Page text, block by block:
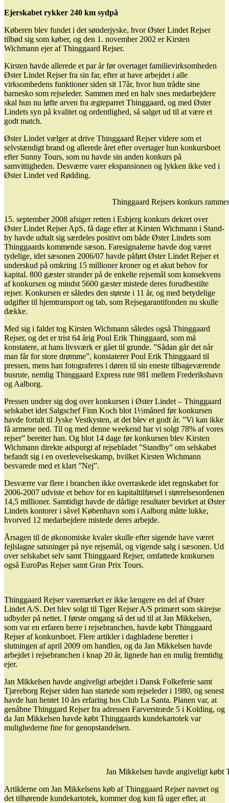
Ejerskabet rykker 240 km sydpå
Køberen blev fundet i det sønderjyske, hvor Øster Lindet Rejser
tilbød sig som køber, og den 1. november 2002 er Kirsten
Wichmann ejer af Thinggaard Rejser.
Kirsten havde allerede et par år før overtaget familievirksomheden
Øster Lindet Rejser fra sin far, efter at have arbejdet i alle
virksomhedens funktioner siden sit 17år, hvor hun trådte sine
barnesko som rejseleder. Sammen med en halv snes medarbejdere
skal hun nu løfte arven fra ægteparret Thinggaard, og med Øster
Lindets syn på kvalitet og ordentlighed, så salget ud til at være et
godt match.
Øster Lindet vælger at drive Thinggaard Rejser videre som et
selvstændigt brand og allerede året efter overtager hun konkursboet
efter Sunny Tours, som nu havde sin anden konkurs på
samvittigheden. Desværre varer ekspansionen og lykken ikke ved i
Øster Lindet ved Rødding.
Thinggaard Rejsers konkurs
15. september 2008 afsiger retten i Esbjerg konkurs dekret over
Øster Lindet Rejser ApS, få dage efter at Kirsten Wichmann i Stand-
by havde udtalt sig særdeles positivt om både Øster Lindets som
Thinggaards kommende sæson. Faresignalerne havde dog været
tydelige, idet sæsonen 2006/07 havde påført Øster Lindet Rejser et
underskud på omkring 15 millioner kroner og et akut behov for
kapital. 800 gæster strander på de enkelte rejsemål som konsekvens
af konkursen og mindst 5600 gæster mistede deres forudbestilte
rejser. Konkursen er således den største i 11 år, og med betydelige
udgifter til hjemtransport og tab, som Rejsegarantifonden nu skulle
dække.
Med sig i faldet tog Kirsten Wichmann således også Thinggaard
Rejser, og det er trist 64 årig Poul Erik Thinggaard, som må
konstatere, at hans livsværk er gået til grunde. ”Sådan går det når
man får for store drømme”, konstaterer Poul Erik Thinggaard til
pressen, mens han fotograferes i døren til sin eneste tilbageværende
busrute, nemlig Thinggaard Express rute 981 mellem Frederikshavn
og Aalborg.
Pressen undrer sig dog over konkursen i Øster Lindet – Thinggaard
selskabet idet Salgschef Finn Koch blot 1½måned før konkursen
havde fortalt til Jyske Vestkysten, at det blev et godt år. ”Vi kan ikke
få armene ned. Til og med denne weekend har vi solgt 78% af vores
rejser” beretter han. Og blot 14 dage før konkursen blev Kirsten
Wichmann direkte adspurgt af rejsebladet ”Standby” om selskabet
befandt sig i en overlevelseskamp, hvilket Kirsten Wichmann
besvarede med et klart ”Nej”.
Desværre var flere i branchen ikke overraskede idet regnskabet for
2006-2007 udviste et behov for en kapitaltilførsel i størrelsesordenen
14,5 millioner. Samtidigt havde de dårlige resultater bevirket at Øster
Lindets kontorer i såvel København som i Aalborg måtte lukke,
hvorved 12 medarbejdere mistede deres arbejde.
Årsagen til de økonomiske kvaler skulle efter sigende have været
fejlslagne satsninger på nye rejsemål, og vigende salg i sæsonen. Ud
over selskabet selv samt Thinggaard Rejser, omfattede konkursen
også EuroPas Rejser samt Gran Prix Tours.
Thinggaard Rejser varemærket er ikke længere en del af Øster
Lindet A/S. Det blev solgt til Tiger Rejser A/S primært som skirejse
udbyder på nettet. I første omgang så det ud til at Jan Mikkelsen,
som var en erfaren herre i rejsebranchen, havde købt Thinggaard
Rejser af konkursboet. Flere artikler i dagbladene beretter i
slutningen af april 2009 om handlen, og da Jan Mikkelsen havde
arbejdet i rejsebranchen i knap 20 år, lignede han en mulig fremtidig
ejer.
Jan Mikkelsen havde angiveligt arbejdet i Dansk Folkeferie samt
Tjæreborg Rejser siden han startede som rejseleder i 1980, og senest
havde han hentet 10 års erfaring hos Club La Santa. Planen var, at
genåbne Thinggard Rejser fra adressen Farverstræde 5 i Kolding, og
da Jan Mikkelsen havde købt Thinggaards kundekartotek var
mulighederne fine for genopstandelsen.
Jan Mikkelsen havde angiveligt købt
Artiklerne om Jan Mikkelsens køb af Thinggaard Rejser navnet og
det tilhørende kundekartotek, kommer dog kun få uger efter, at